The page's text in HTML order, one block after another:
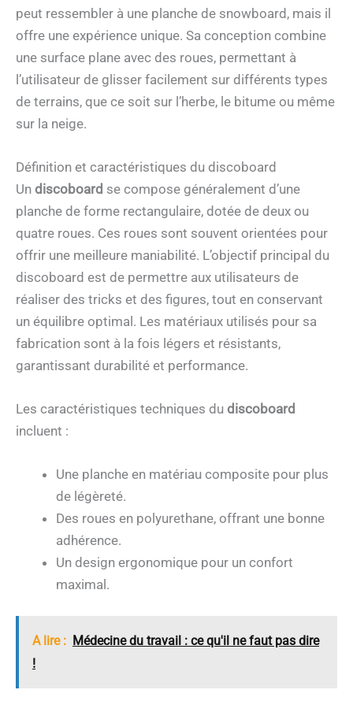
peut ressembler à une planche de snowboard, mais il
offre une expérience unique. Sa conception combine
une surface plane avec des roues, permettant à
l’utilisateur de glisser facilement sur différents types
de terrains, que ce soit sur l’herbe, le bitume ou même
sur la neige.
Définition et caractéristiques du discoboard
Un discoboard se compose généralement d’une
planche de forme rectangulaire, dotée de deux ou
quatre roues. Ces roues sont souvent orientées pour
offrir une meilleure maniabilité. L’objectif principal du
discoboard est de permettre aux utilisateurs de
réaliser des tricks et des figures, tout en conservant
un équilibre optimal. Les matériaux utilisés pour sa
fabrication sont à la fois légers et résistants,
garantissant durabilité et performance.
Les caractéristiques techniques du discoboard
incluent :
Une planche en matériau composite pour plus
de légèreté.
Des roues en polyurethane, offrant une bonne
adhérence.
Un design ergonomique pour un confort
maximal.
A lire : Médecine du travail : ce qu'il ne faut pas dire
!